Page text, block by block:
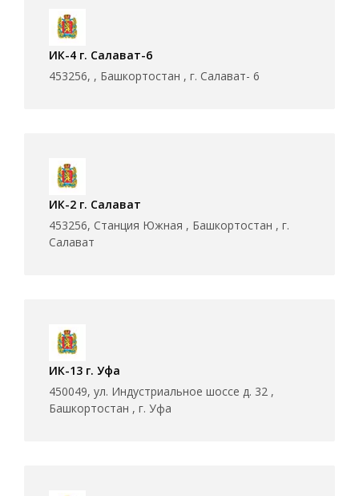
ИК-4 г. Салават-6
453256, , Башкортостан , г. Салават- 6
ИК-2 г. Салават
453256, Станция Южная , Башкортостан , г.
Салават
ИК-13 г. Уфа
450049, ул. Индустриальное шоссе д. 32 ,
Башкортостан , г. Уфа